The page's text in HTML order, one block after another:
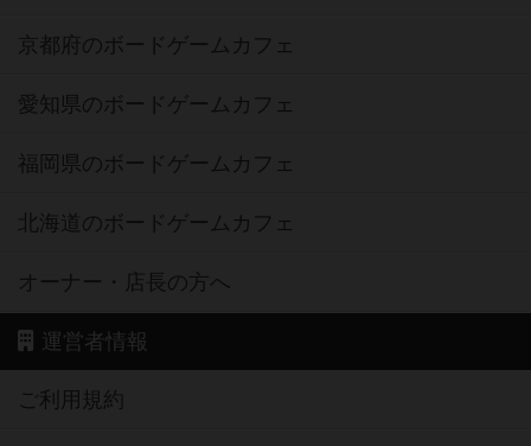
京都府のボードゲームカフェ
愛知県のボードゲームカフェ
福岡県のボードゲームカフェ
北海道のボードゲームカフェ
オーナー・店長の方へ
運営者情報
ご利用規約